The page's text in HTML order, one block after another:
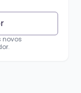
novos